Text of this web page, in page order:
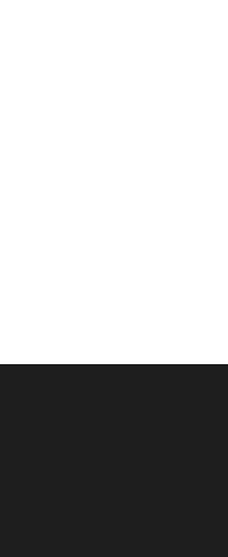
到 NT$680.